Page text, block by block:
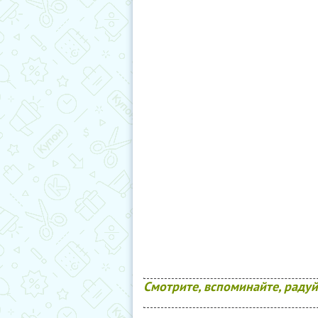
Смотрите, вспоминайте,